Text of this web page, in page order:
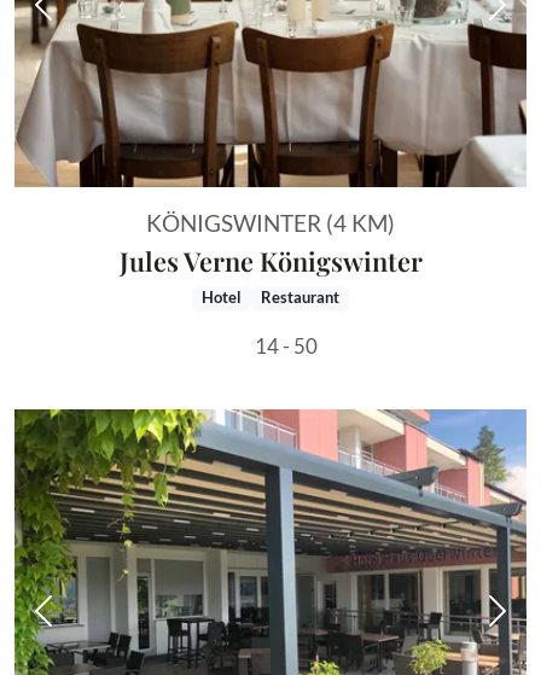
Vorheriges Bild
KÖNIGSWINTER (4 KM)
Jules Verne Königswinter
Hotel Restaurant
14 - 50
Vorheriges Bild